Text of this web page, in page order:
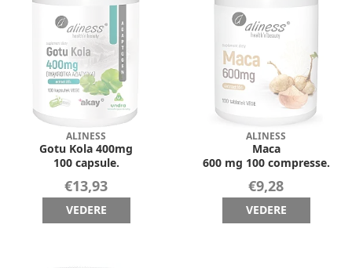
ALINESS
Gotu Kola 400mg
100 capsule.
€13,93
VEDERE
ALINESS
Maca
600 mg 100 compresse.
€9,28
VEDERE